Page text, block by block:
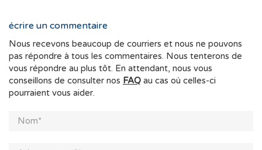
écrire un commentaire
Nous recevons beaucoup de courriers et nous ne pouvons
pas répondre à tous les commentaires. Nous tenterons de
vous répondre au plus tôt. En attendant, nous vous
conseillons de consulter nos FAQ au cas où celles-ci
pourraient vous aider.